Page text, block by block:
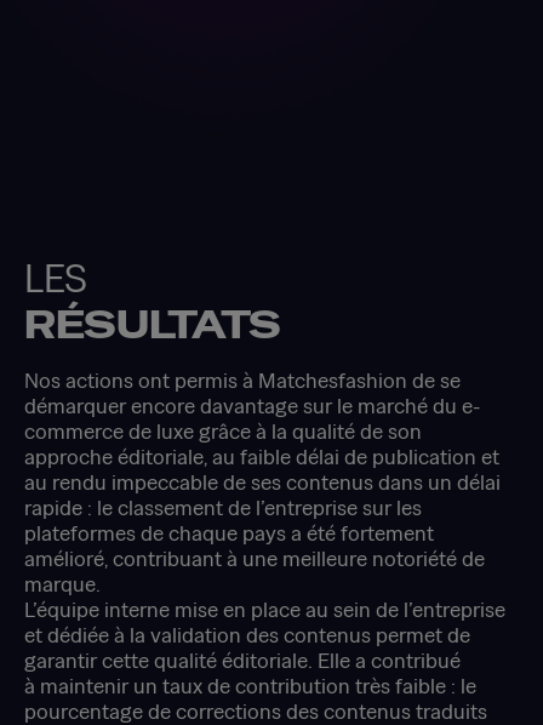
LES
RÉSULTATS
Nos actions ont permis à Matchesfashion de se
démarquer encore davantage sur le marché du e-
commerce de luxe grâce à la qualité de son
approche éditoriale, au faible délai de publication et
au rendu impeccable de ses contenus dans un délai
rapide : le classement de l’entreprise sur les
plateformes de chaque pays a été fortement
amélioré, contribuant à une meilleure notoriété de
marque.
L’équipe interne mise en place au sein de l’entreprise
et dédiée à la validation des contenus permet de
garantir cette qualité éditoriale. Elle a contribué
à maintenir un taux de contribution très faible : le
pourcentage de corrections des contenus traduits